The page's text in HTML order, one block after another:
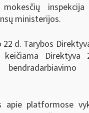
ministerijos.
d. Tarybos
Direktyva
bendradarbiavimo
apie platformose